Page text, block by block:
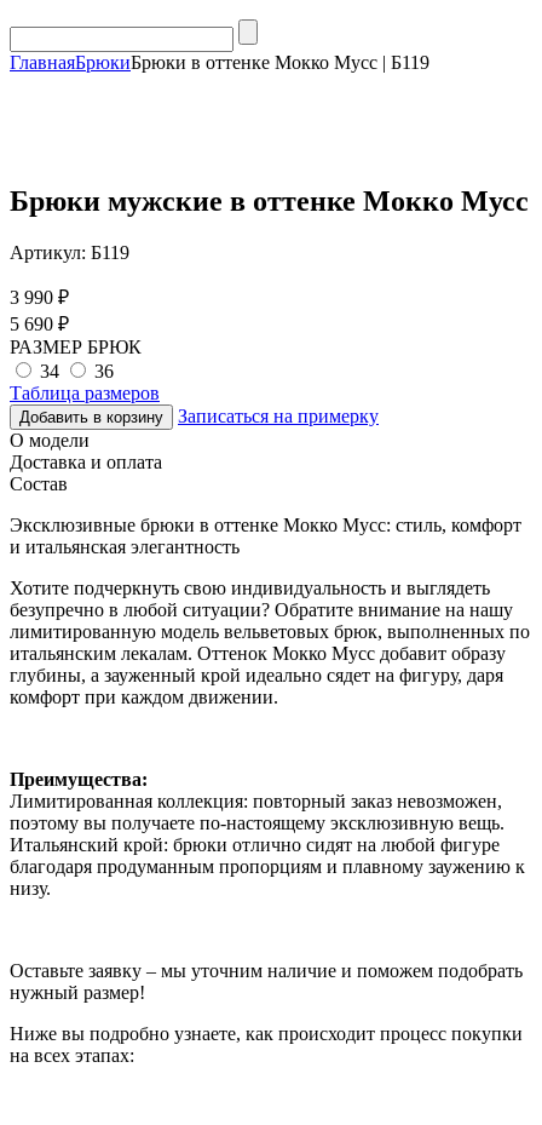
ГлавнаяБрюкиБрюки в оттенке Мокко Мусс | Б119
Брюки мужские в оттенке Мокко Мусс
Артикул: Б119
3 990 ₽
5 690 ₽
РАЗМЕР БРЮК
34
36
Таблица размеров
Добавить в корзину
Записаться на примерку
О модели
Доставка и оплата
Состав
Эксклюзивные брюки в оттенке Мокко Мусс: стиль, комфорт
и итальянская элегантность
Хотите подчеркнуть свою индивидуальность и выглядеть
безупречно в любой ситуации? Обратите внимание на нашу
лимитированную модель вельветовых брюк, выполненных по
итальянским лекалам. Оттенок Мокко Мусс добавит образу
глубины, а зауженный крой идеально сядет на фигуру, даря
комфорт при каждом движении.
Преимущества:
Лимитированная коллекция: повторный заказ невозможен,
поэтому вы получаете по-настоящему эксклюзивную вещь.
Итальянский крой: брюки отлично сидят на любой фигуре
благодаря продуманным пропорциям и плавному заужению к
низу.
Оставьте заявку – мы уточним наличие и поможем подобрать
нужный размер!
Ниже вы подробно узнаете, как происходит процесс покупки
на всех этапах: